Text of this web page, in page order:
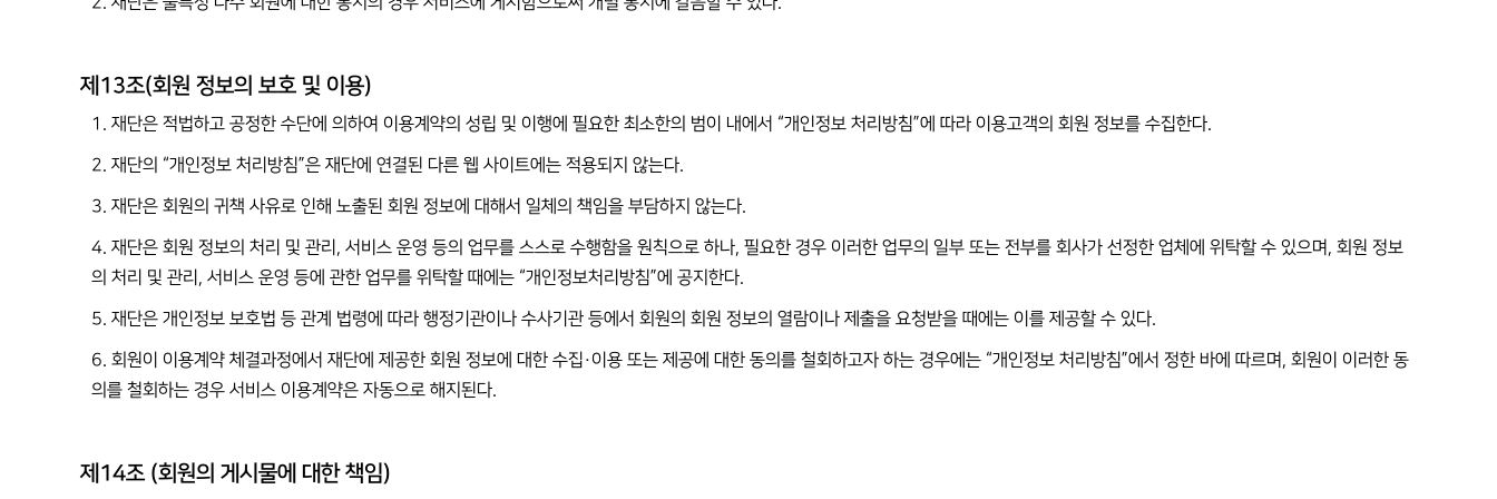
제13조(회원 정보의 보호 및 이용)
1. 재단은 적법하고 공정한 수단에 의하여 이용계약의 성립 및 이행에 필요한 최소한의 범이 내에서 “개인정보 처리방침”에 따라 이용고객의 회원 정보를 수집한다.
2. 재단의 “개인정보 처리방침”은 재단에 연결된 다른 웹 사이트에는 적용되지 않는다.
3. 재단은 회원의 귀책 사유로 인해 노출된 회원 정보에 대해서 일체의 책임을 부담하지 않는다.
4. 재단은 회원 정보의 처리 및 관리, 서비스 운영 등의 업무를 스스로 수행함을 원칙으로 하나, 필요한 경우 이러한 업무의 일부 또는 전부를 회사가 선정한 업체에 위탁할 수 있으며, 회원 정보
의 처리 및 관리, 서비스 운영 등에 관한 업무를 위탁할 때에는 “개인정보처리방침”에 공지한다.
5. 재단은 개인정보 보호법 등 관계 법령에 따라 행정기관이나 수사기관 등에서 회원의 회원 정보의 열람이나 제출을 요청받을 때에는 이를 제공할 수 있다.
6. 회원이 이용계약 체결과정에서 재단에 제공한 회원 정보에 대한 수집·이용 또는 제공에 대한 동의를 철회하고자 하는 경우에는 “개인정보 처리방침”에서 정한 바에 따르며, 회원이 이러한 동
의를 철회하는 경우 서비스 이용계약은 자동으로 해지된다.
제14조 (회원의 게시물에 대한 책임)